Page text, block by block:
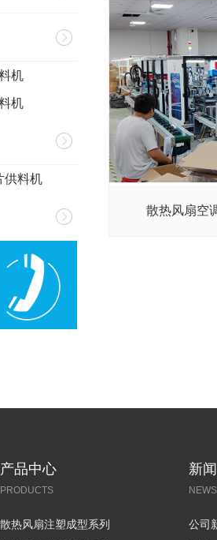
机
机
供料机
散热风扇空
产品中心
PRODUCTS
散热风扇注塑成型系列
新
NEWS
公司